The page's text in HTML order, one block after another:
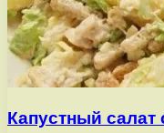
Капустный